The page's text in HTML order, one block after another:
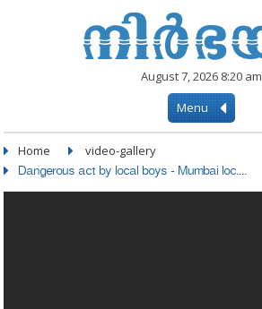
August 7, 2026 8:20 am
Menu
Home video-gallery
Dangerous act by local boys - Mumbai loc....